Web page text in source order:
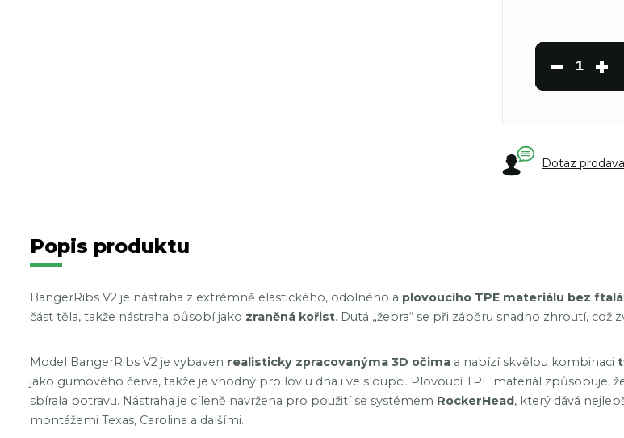
Dotaz
Popis produktu
BangerRibs V2 je nástraha z extrémně elastického, odolného a plovoucího TPE materiálu bez
část těla, takže nástraha působí jako zraněná kořist. Dutá „žebra“ se při záběru snadno zhroutí, což
Model BangerRibs V2 je vybaven realisticky zpracovanýma 3D očima a nabízí skvělou kombinaci
jako gumového červa, takže je vhodný pro lov u dna i ve sloupci. Plovoucí TPE materiál způsobuje,
sbírala potravu. Nástraha je cíleně navržena pro použití se systémem RockerHead, který dává
montážemi Texas, Carolina a dalšími.